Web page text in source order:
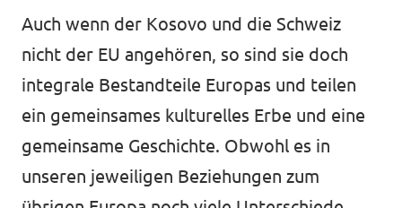
Auch wenn der Kosovo und die Schweiz
nicht der EU angehören, so sind sie doch
integrale Bestandteile Europas und teilen
ein gemeinsames kulturelles Erbe und eine
gemeinsame Geschichte. Obwohl es in
unseren jeweiligen Beziehungen zum